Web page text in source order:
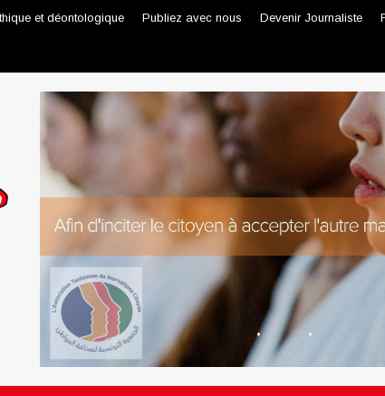
et déontologique Publiez avec nous Devenir Journaliste
Journaliste citoyen